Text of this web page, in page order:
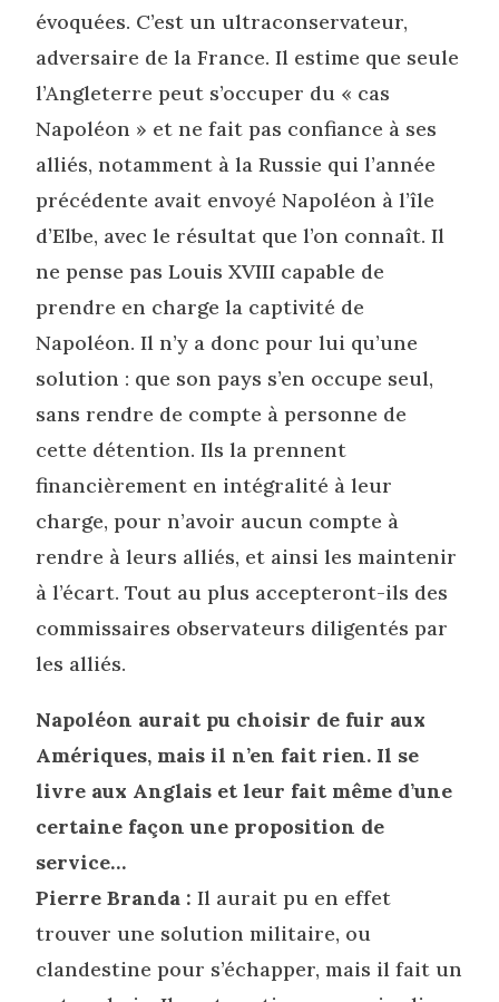
évoquées. C’est un ultraconservateur,
adversaire de la France. Il estime que seule
l’Angleterre peut s’occuper du « cas
Napoléon » et ne fait pas confiance à ses
alliés, notamment à la Russie qui l’année
précédente avait envoyé Napoléon à l’île
d’Elbe, avec le résultat que l’on connaît. Il
ne pense pas Louis XVIII capable de
prendre en charge la captivité de
Napoléon. Il n’y a donc pour lui qu’une
solution : que son pays s’en occupe seul,
sans rendre de compte à personne de
cette détention. Ils la prennent
financièrement en intégralité à leur
charge, pour n’avoir aucun compte à
rendre à leurs alliés, et ainsi les maintenir
à l’écart. Tout au plus accepteront-ils des
commissaires observateurs diligentés par
les alliés.
Napoléon aurait pu choisir de fuir aux
Amériques, mais il n’en fait rien. Il se
livre aux Anglais et leur fait même d’une
certaine façon une proposition de
service…
Pierre Branda : Il aurait pu en effet
trouver une solution militaire, ou
clandestine pour s’échapper, mais il fait un